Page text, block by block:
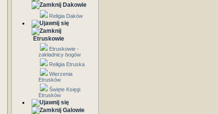
Dakowie
Religia Daków
Etruskowie
Etruskowie -
zakładnicy bogów
Religia Etruska
Wierzenia
Etrusków
Święte Księgi
Etrusków
Galowie